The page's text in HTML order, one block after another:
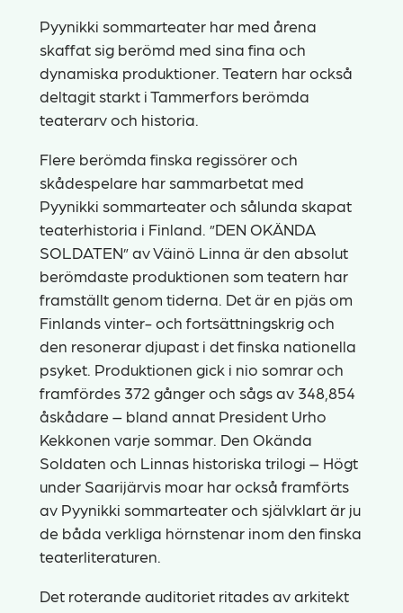
Pyynikki sommarteater har med årena
skaffat sig berömd med sina fina och
dynamiska produktioner. Teatern har också
deltagit starkt i Tammerfors berömda
teaterarv och historia.
Flere berömda finska regissörer och
skådespelare har sammarbetat med
Pyynikki sommarteater och sålunda skapat
teaterhistoria i Finland. ”DEN OKÄNDA
SOLDATEN” av Väinö Linna är den absolut
berömdaste produktionen som teatern har
framställt genom tiderna. Det är en pjäs om
Finlands vinter- och fortsättningskrig och
den resonerar djupast i det finska nationella
psyket. Produktionen gick i nio somrar och
framfördes 372 gånger och sågs av 348,854
åskådare – bland annat President Urho
Kekkonen varje sommar. Den Okända
Soldaten och Linnas historiska trilogi – Högt
under Saarijärvis moar har också framförts
av Pyynikki sommarteater och självklart är ju
de båda verkliga hörnstenar inom den finska
teaterliteraturen.
Det roterande auditoriet ritades av arkitekt